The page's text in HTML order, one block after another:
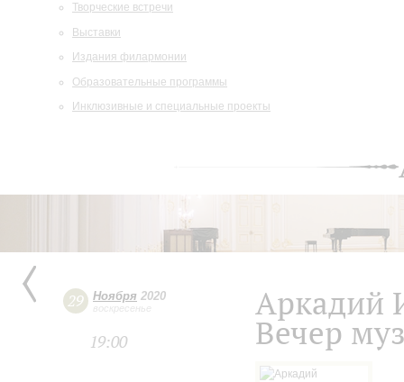
Творческие встречи
Выставки
Издания филармонии
Образовательные программы
Инклюзивные и специальные проекты
29 Ноября 2020
воскресенье
19:00
Аркадий
Вечер